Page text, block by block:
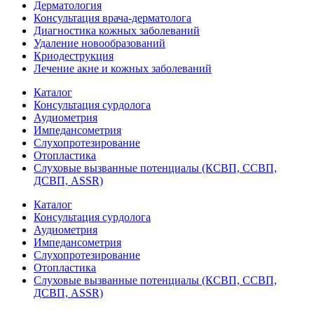
Дерматология
Консультация врача-дерматолога
Диагностика кожных заболеваний
Удаление новообразований
Криодеструкция
Лечение акне и кожных заболеваний
Каталог
Консультация сурдолога
Аудиометрия
Импедансометрия
Слухопротезирование
Отопластика
Слуховые вызванные потенциалы (КСВП, ССВП,
ДСВП, ASSR)
Каталог
Консультация сурдолога
Аудиометрия
Импедансометрия
Слухопротезирование
Отопластика
Слуховые вызванные потенциалы (КСВП, ССВП,
ДСВП, ASSR)